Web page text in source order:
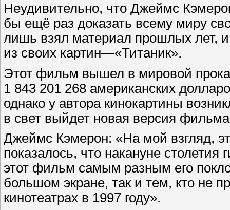
Неудивительно, что Джеймс
бы ещё раз доказать всему миру
лишь взял материал прошлых лет,
из своих картин—«Титаник».
Этот фильм вышел в мировой
1 843 201 268 американских
однако у автора кинокартины
в свет выйдет новая версия
Джеймс Кэмерон: «На мой взгляд,
показалось, что накануне
этот фильм самым разным его
большом экране, так и тем, кто не
кинотеатрах в 1997 году».